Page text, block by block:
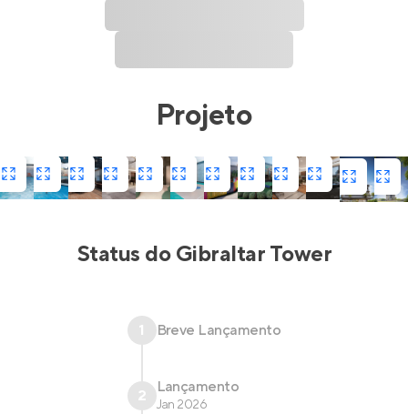
Projeto
Status doGibraltar Tower
1 Breve Lançamento
2 Lançamento
Jan 2026